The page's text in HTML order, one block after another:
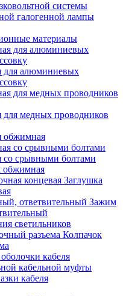
системы
галогенной лампы
материалы
для алюминиевых
для медных проводников
обжимная
со срывными болтами
обжимная
Заглушка
Зажим
светильников
Колпачок
кабеля
кабельной муфты
кабеля